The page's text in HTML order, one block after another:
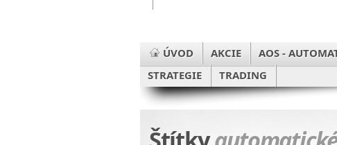
ÚVOD AKCIE AOS -
STRATEGIE
TRADING